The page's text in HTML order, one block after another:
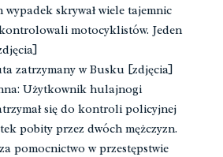
wypadek skrywał wiele tajemnic
motocyklistów. Jeden
zatrzymany w Busku [zdjęcia]
Użytkownik hulajnogi
się do kontroli policyjnej
pobity przez dwóch mężczyzn.
pomocnictwo w przestępstwie